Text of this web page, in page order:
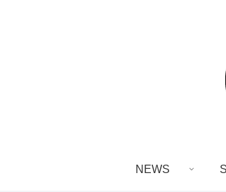
NEWS